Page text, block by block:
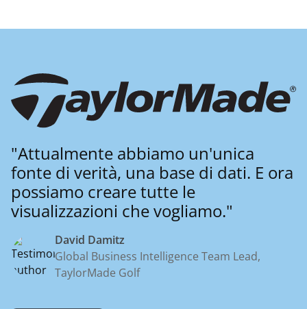
"Attualmente abbiamo un'unica
fonte di verità, una base di dati. E ora
possiamo creare tutte le
visualizzazioni che vogliamo."
David Damitz
Global Business Intelligence Team Lead,
TaylorMade Golf